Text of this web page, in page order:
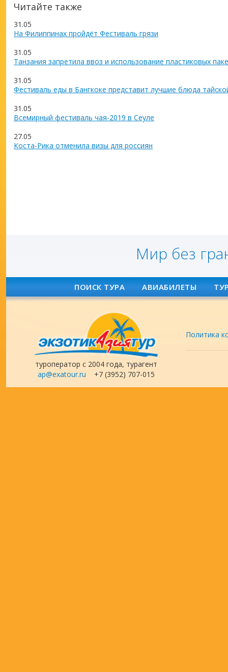
Читайте также
31.05
На Филиппинах пройдёт Фестиваль грязи
31.05
Танзания запретила ввоз и использование пластиковых
31.05
Фестиваль еды в Бангкоке представит лучшие блюда
31.05
Всемирный фестиваль чая-2019 в Сеуле
27.05
Коста-Рика отменила визы для россиян
Мир без
ПОИСК ТУРА АВИАБИЛЕТЫ
туроператор с 2004 года, турагент
ap@exatour.ru +7 (3952) 707-015
Политика